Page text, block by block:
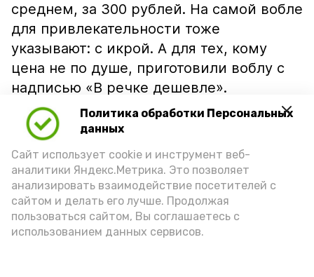
Политика обработки Персональных
данных
Сайт использует cookie и инструмент веб-
аналитики Яндекс.Метрика. Это позволяет
анализировать взаимодействие посетителей с
сайтом и делать его лучше. Продолжая
пользоваться сайтом, Вы соглашаетесь с
использованием данных сервисов.
среднем, за 300 рублей. На самой вобле
для привлекательности тоже
указывают: с икрой. А для тех, кому
цена не по душе, приготовили воблу с
надписью «В речке дешевле».